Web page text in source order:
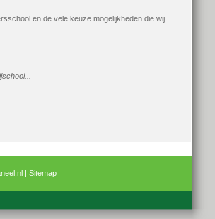
en de vele keuze mogelijkheden die wij
| Sitemap